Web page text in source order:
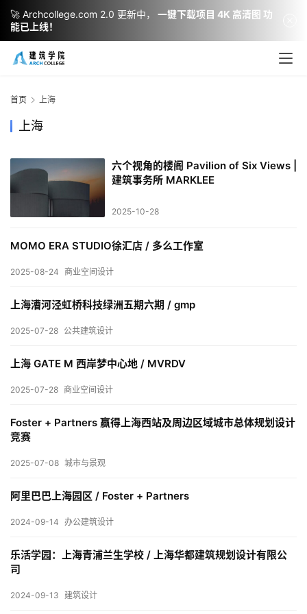
建
设
计
设
计
城
市
与
观
建
筑
教
首页 上海
上海
六个视角的楼阁 Pavilion of Six Views |
建筑事务所 MARKLEE
2025-10-28
MOMO ERA STUDIO徐汇店 / 多么工作室
2025-08-24 商业空间设计
上海漕河泾虹桥科技绿洲五期六期 / gmp
2025-07-28 公共建筑设计
上海 GATE M 西岸梦中心地 / MVRDV
2025-07-28 商业空间设计
Foster + Partners 赢得上海西站及周边区域城市总体规划设计
竞赛
2025-07-08 城市与景观
阿里巴巴上海园区 / Foster + Partners
2024-09-14 办公建筑设计
乐活学园：上海青浦兰生学校 / 上海华都建筑规划设计有限公
司
2024-09-13 建筑设计
🚀 Archcollege.com 2.0 更新中，
一键下载项目 4K 高清图 功
能已上线！